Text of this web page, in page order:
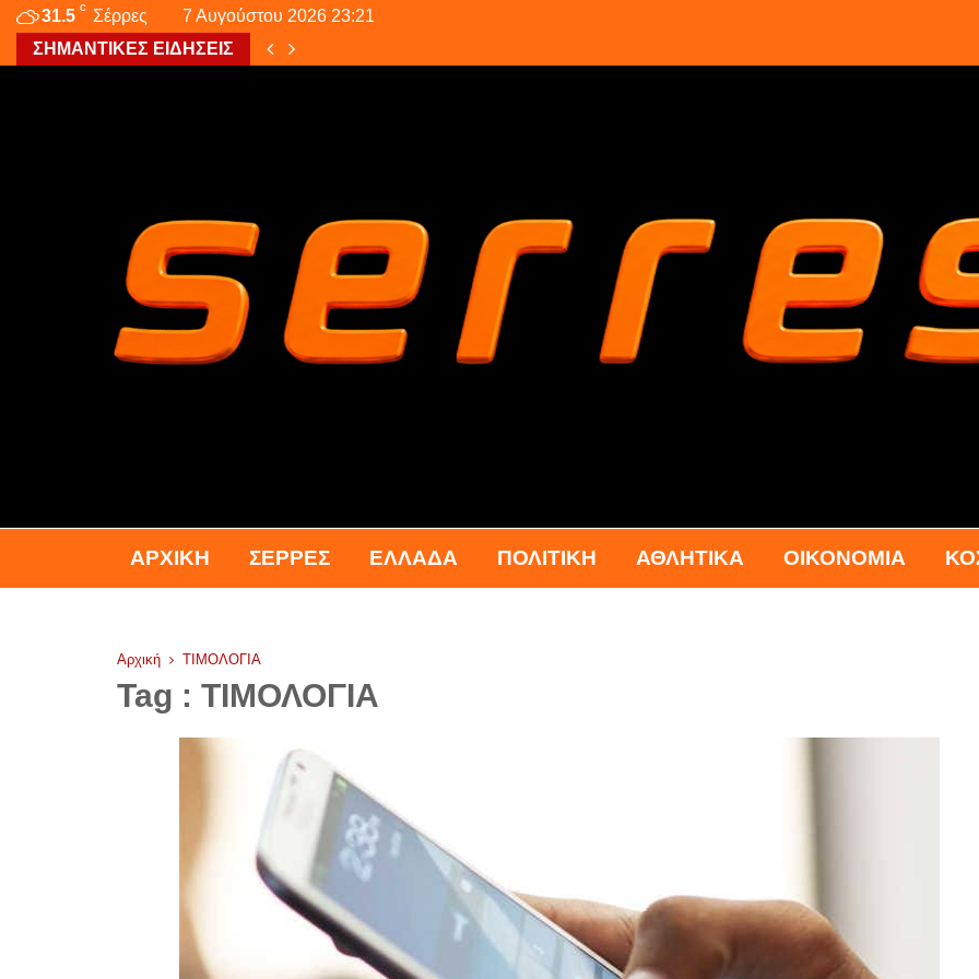
31.5 C Σέρρες
7 Αυγούστου 2026 23:21
ΣΗΜΑΝΤΙΚΕΣ ΕΙΔΗΣΕΙΣ
ΑΡΧΙΚΉ ΣΕΡΡΕΣ ΕΛΛΑΔΑ ΠΟΛΙΤΙΚΗ ΑΘΛΗΤΙΚΑ ΟΙΚΟΝΟΜΙΑ
Αρχική ΤΙΜΟΛΟΓΙΑ
Tag : ΤΙΜΟΛΟΓΙΑ